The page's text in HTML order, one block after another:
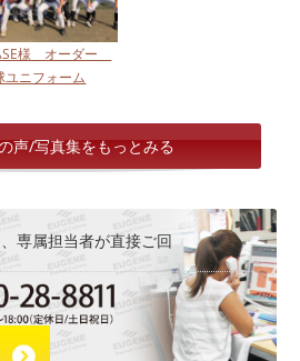
様 オーダー
ユニフォーム
声/写真集をもっとみる
専属担当者が直接ご回